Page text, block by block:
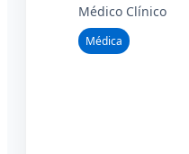
Médico Clínico
Médica